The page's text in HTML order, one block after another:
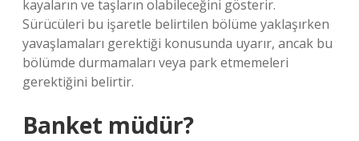
kayaların ve taşların olabileceğini gösterir.
Sürücüleri bu işaretle belirtilen bölüme yaklaşırken
yavaşlamaları gerektiği konusunda uyarır, ancak bu
bölümde durmamaları veya park etmemeleri
gerektiğini belirtir.
Banket müdür?